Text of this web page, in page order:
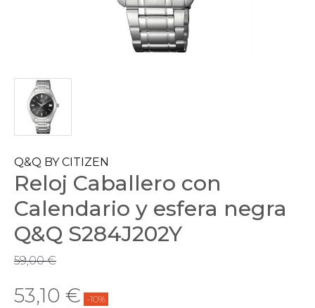
Q&Q BY CITIZEN
Reloj Caballero con
Calendario y esfera negra
Q&Q S284J202Y
59,00 €
53,10 € -10%